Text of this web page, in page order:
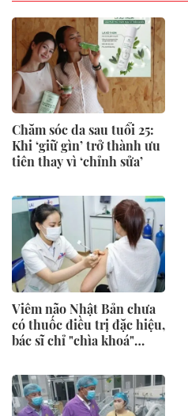
Chăm sóc da sau tuổi 25:
Khi ‘giữ gìn’ trở thành ưu
tiên thay vì ‘chỉnh sửa’
Viêm não Nhật Bản chưa
có thuốc điều trị đặc hiệu,
bác sĩ chỉ "chìa khoá"